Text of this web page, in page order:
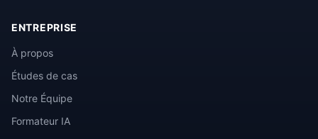
ENTREPRISE
À propos
Études de cas
Notre Équipe
Formateur IA